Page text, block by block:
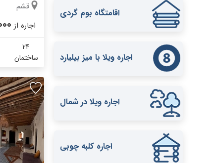
اقامتگاه بوم گردی
اجاره ویلا با میز بیلیارد
اجاره ویلا در شمال
اجاره کلبه چوبی
قشم
اجاره از
24
ساختمان